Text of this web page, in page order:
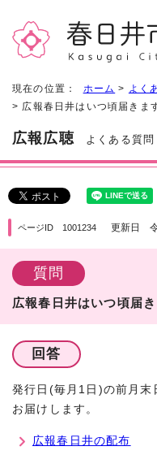
現在の位置： ホーム > よく
> 広報春日井はいつ頃届きま
広報広聴 よくある質問
ページID 1001234 更新日
質問
広報春日井はいつ頃届き
回答
発行日(毎月1日)の前月
お届けします。
広報春日井の配布